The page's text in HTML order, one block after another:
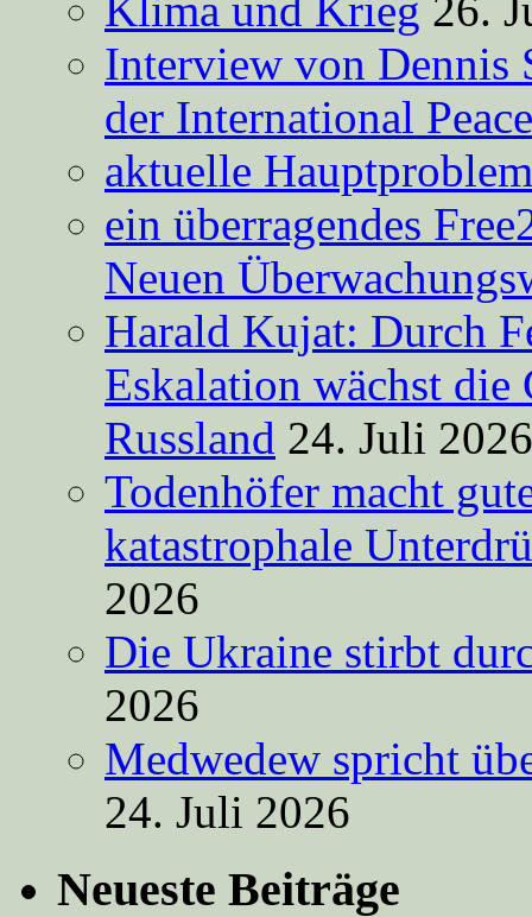
Klima und Krieg 26.
Interview von Dennis
der International
aktuelle
ein überragendes
Neuen
Harald Kujat: Durch
Eskalation wächst die
Russland 24. Juli 2026
Todenhöfer macht
katastrophale
2026
Die Ukraine stirbt
2026
Medwedew spricht
24. Juli 2026
Neueste Beiträge